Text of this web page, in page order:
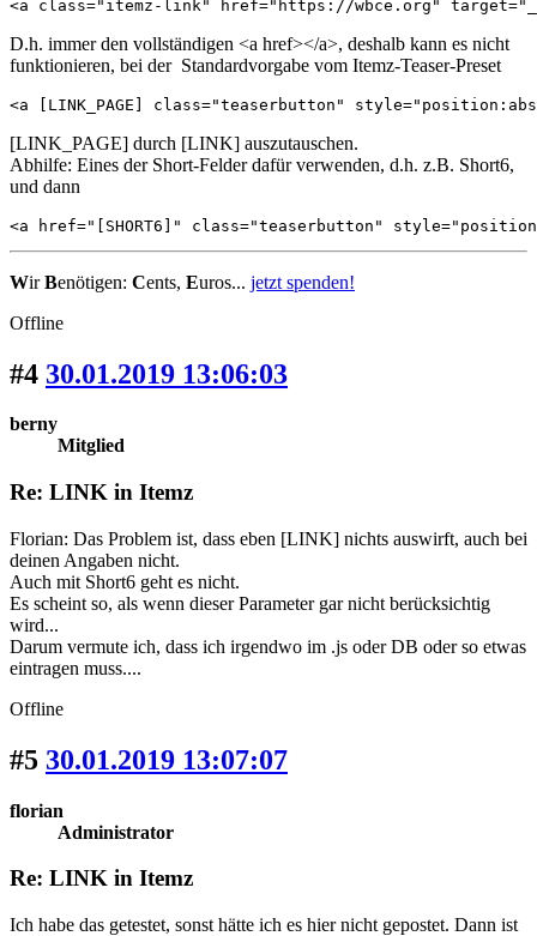
<a class="itemz-link" href="https://wbce.org"
D.h. immer den vollständigen <a href></a>, deshalb kann es nicht
funktionieren, bei der Standardvorgabe vom Itemz-Teaser-Preset
<a [LINK_PAGE] class="teaserbutton"
[LINK_PAGE] durch [LINK] auszutauschen.
Abhilfe: Eines der Short-Felder dafür verwenden, d.h. z.B. Short6,
und dann
<a href="[SHORT6]" class="teaserbutton"
WirBenötigen: Cents, Euros... jetzt spenden!
Offline
#4 30.01.2019 13:06:03
berny
Mitglied
Re: LINK in Itemz
Florian: Das Problem ist, dass eben [LINK] nichts auswirft, auch bei
deinen Angaben nicht.
Auch mit Short6 geht es nicht.
Es scheint so, als wenn dieser Parameter gar nicht berücksichtig
wird...
Darum vermute ich, dass ich irgendwo im .js oder DB oder so etwas
eintragen muss....
Offline
#5 30.01.2019 13:07:07
florian
Administrator
Re: LINK in Itemz
Ich habe das getestet, sonst hätte ich es hier nicht gepostet. Dann ist